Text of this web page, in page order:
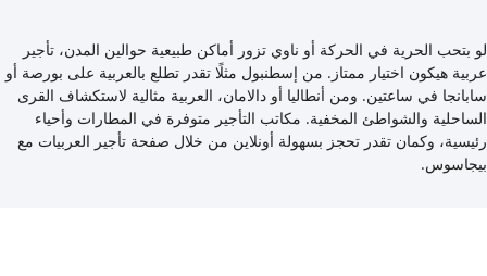
لو بتحب الحرية في الحركة أو ناوي تزور أماكن طبيعية حوالين المدن، تأجير
عربية هيكون اختيار ممتاز. من إسطنبول مثلًا تقدر تطلع بالعربية على بورصة أو
سابانجا في ساعتين. ومن أنطاليا أو دالامان، العربية مثالية لاستكشاف القرى
الساحلية والشواطئ المخفية. مكاتب التأجير متوفرة في المطارات وأحياء
رئيسية، وكمان تقدر تحجز بسهولة أونلاين من خلال صفحة تأجير العربيات مع
بيجاسوس.